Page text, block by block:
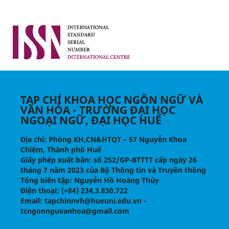
TẠP CHÍ KHOA HỌC NGÔN NGỮ VÀ
VĂN HÓA - TRƯỜNG ĐẠI HỌC
NGOẠI NGỮ, ĐẠI HỌC HUẾ
Địa chỉ: Phòng KH,CN&HTQT – 57 Nguyễn Khoa
Chiêm, Thành phố Huế
Giấy phép xuất bản: số 252/GP-BTTTT cấp ngày 26
tháng 7 năm 2023 của Bộ Thông tin và Truyền thông
Tổng biên tập: Nguyễn Hồ Hoàng Thủy
Điện thoại: (+84) 234.3.830.722
Email: tapchinnvh@hueuni.edu.vn -
tcngonnguvanhoa@gmail.com